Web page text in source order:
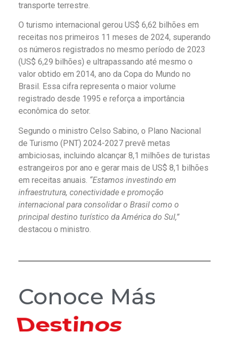
transporte terrestre.
O turismo internacional gerou US$ 6,62 bilhões em
receitas nos primeiros 11 meses de 2024, superando
os números registrados no mesmo período de 2023
(US$ 6,29 bilhões) e ultrapassando até mesmo o
valor obtido em 2014, ano da Copa do Mundo no
Brasil. Essa cifra representa o maior volume
registrado desde 1995 e reforça a importância
econômica do setor.
Segundo o ministro Celso Sabino, o Plano Nacional
de Turismo (PNT) 2024-2027 prevê metas
ambiciosas, incluindo alcançar 8,1 milhões de turistas
estrangeiros por ano e gerar mais de US$ 8,1 bilhões
em receitas anuais. “Estamos investindo em
infraestrutura, conectividade e promoção
internacional para consolidar o Brasil como o
principal destino turístico da América do Sul,”
destacou o ministro.
Conoce Más
Hoteles